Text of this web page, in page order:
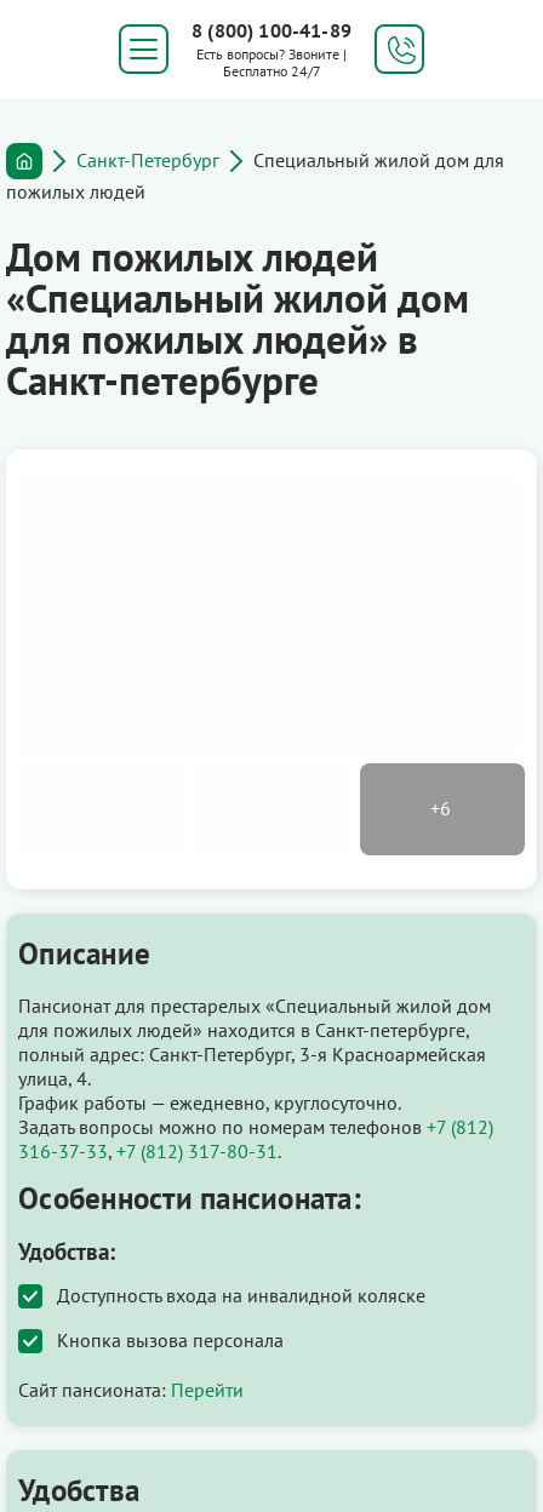
8 (800) 100-41-89
Есть вопросы? Звоните |
Бесплатно 24/7
Санкт-Петербург
Специальный жилой дом для
пожилых людей
Дом пожилых людей
«Специальный жилой дом
для пожилых людей» в
Санкт-петербурге
Описание
Пансионат для престарелых «Специальный жилой дом
для пожилых людей» находится в Санкт-петербурге,
полный адрес: Санкт-Петербург, 3-я Красноармейская
улица, 4.
График работы — ежедневно, круглосуточно.
Задать вопросы можно по номерам телефонов +7 (812)
316-37-33, +7 (812) 317-80-31 .
Особенности пансионата:
Удобства:
Доступность входа на инвалидной коляске
Кнопка вызова персонала
Сайт пансионата: Перейти
Удобства